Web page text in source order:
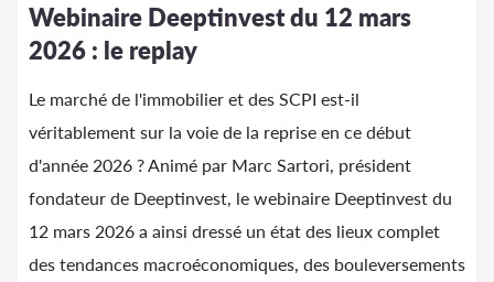
Webinaire Deeptinvest du 12 mars
2026 : le replay
Le marché de l'immobilier et des SCPI est-il
véritablement sur la voie de la reprise en ce début
d'année 2026 ? Animé par Marc Sartori, président
fondateur de Deeptinvest, le webinaire Deeptinvest du
12 mars 2026 a ainsi dressé un état des lieux complet
des tendances macroéconomiques, des bouleversements